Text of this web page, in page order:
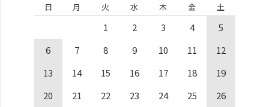
日 月 火 水 木 金 土
1 2 3 4
5
6
7 8 9 10 11
12
13
14 15 16 17 18
19
20
21 22 23 24 25
26